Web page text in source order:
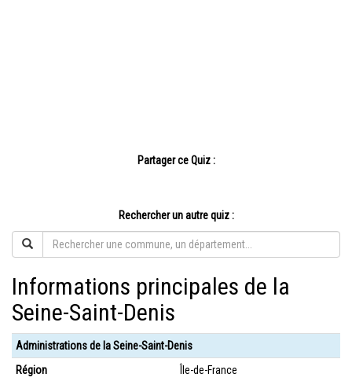
Partager ce Quiz :
Rechercher un autre quiz :
Informations principales de la
Seine-Saint-Denis
Administrations de la Seine-Saint-Denis
Région
Île-de-France